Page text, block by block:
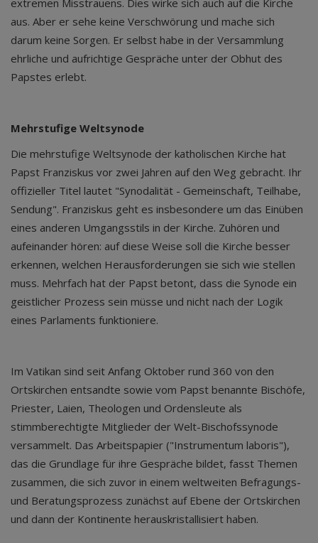
extremen Misstrauens. Dies wirke sich auch auf die Kirche
aus. Aber er sehe keine Verschwörung und mache sich
darum keine Sorgen. Er selbst habe in der Versammlung
ehrliche und aufrichtige Gespräche unter der Obhut des
Papstes erlebt.
Mehrstufige Weltsynode
Die mehrstufige Weltsynode der katholischen Kirche hat
Papst Franziskus vor zwei Jahren auf den Weg gebracht. Ihr
offizieller Titel lautet "Synodalität - Gemeinschaft, Teilhabe,
Sendung". Franziskus geht es insbesondere um das Einüben
eines anderen Umgangsstils in der Kirche. Zuhören und
aufeinander hören: auf diese Weise soll die Kirche besser
erkennen, welchen Herausforderungen sie sich wie stellen
muss. Mehrfach hat der Papst betont, dass die Synode ein
geistlicher Prozess sein müsse und nicht nach der Logik
eines Parlaments funktioniere.
Im Vatikan sind seit Anfang Oktober rund 360 von den
Ortskirchen entsandte sowie vom Papst benannte Bischöfe,
Priester, Laien, Theologen und Ordensleute als
stimmberechtigte Mitglieder der Welt-Bischofssynode
versammelt. Das Arbeitspapier ("Instrumentum laboris"),
das die Grundlage für ihre Gespräche bildet, fasst Themen
zusammen, die sich zuvor in einem weltweiten Befragungs-
und Beratungsprozess zunächst auf Ebene der Ortskirchen
und dann der Kontinente herauskristallisiert haben.